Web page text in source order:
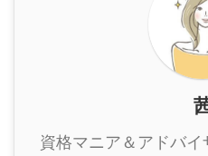
資格マニア＆アドバ